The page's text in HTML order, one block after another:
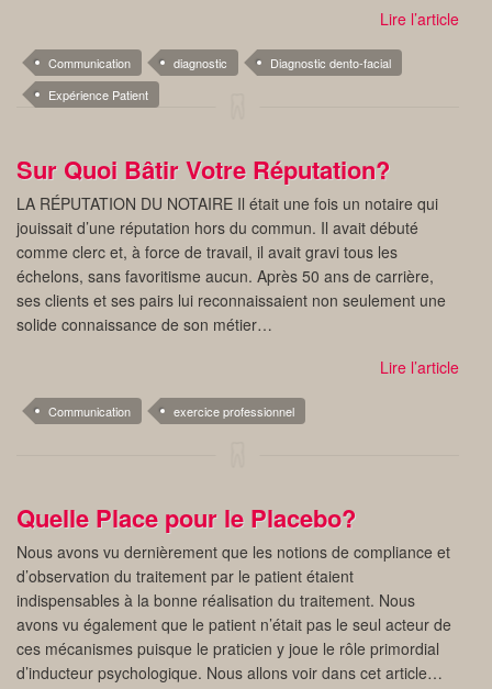
Lire l’article
Communication diagnostic
Diagnostic dento-facial
Expérience Patient
Sur Quoi Bâtir Votre Réputation?
LA RÉPUTATION DU NOTAIRE Il était une fois un notaire qui
jouissait d’une réputation hors du commun. Il avait débuté
comme clerc et, à force de travail, il avait gravi tous les
échelons, sans favoritisme aucun. Après 50 ans de carrière,
ses clients et ses pairs lui reconnaissaient non seulement une
solide connaissance de son métier…
Lire l’article
Communication exercice professionnel
Quelle Place pour le Placebo?
Nous avons vu dernièrement que les notions de compliance et
d’observation du traitement par le patient étaient
indispensables à la bonne réalisation du traitement. Nous
avons vu également que le patient n’était pas le seul acteur de
ces mécanismes puisque le praticien y joue le rôle primordial
d’inducteur psychologique. Nous allons voir dans cet article…